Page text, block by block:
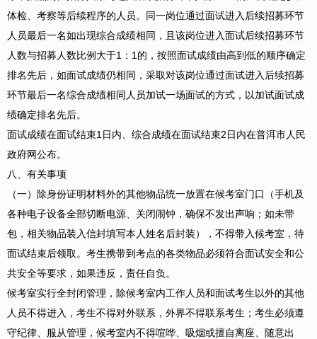
体检、考察等后续程序的人员。同一岗位通过面试进入后续招募环节
人员最后一名如出现综合成绩相同，且该岗位进入面试后续招募环节
人数与招募人数比例大于1：1的，按照面试成绩由高到低的顺序确定
排名先后，如面试成绩仍相同，采取对该岗位通过面试进入后续招募
环节最后一名综合成绩相同人员加试一场面试的方式，以加试面试成
绩确定排名先后。
面试成绩在面试结束1日内、综合成绩在面试结束2日内在普洱市人民
政府网公布。
八、有关事项
（一）除身份证明材料外的其他物品统一放置在候考室门口（手机及
各种电子设备全部切断电源、关闭闹钟，确保不发出声响；如未带
包，相关物品装入信封填写本人姓名后封装），不得带入候考室，待
面试结束后领取。考生携带到考点的各类物品必须符合面试安全和公
共安全等要求，如果违反，责任自负。
候考室实行全封闭管理，除候考室内工作人员和面试考生以外的其他
人员不得进入，考生不得对外联系，外界不得联系考生；考生必须遵
守纪律、服从管理，候考室内不得喧哗、吸烟或擅自离座、随意出